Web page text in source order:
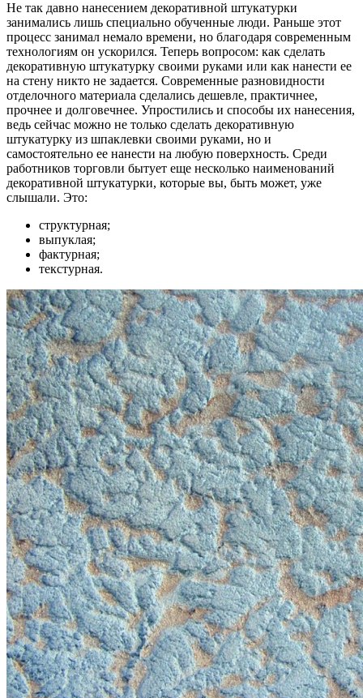
Не так давно нанесением декоративной штукатурки
занимались лишь специально обученные люди. Раньше этот
процесс занимал немало времени, но благодаря современным
технологиям он ускорился. Теперь вопросом: как сделать
декоративную штукатурку своими руками или как нанести ее
на стену никто не задается. Современные разновидности
отделочного материала сделались дешевле, практичнее,
прочнее и долговечнее. Упростились и способы их нанесения,
ведь сейчас можно не только сделать декоративную
штукатурку из шпаклевки своими руками, но и
самостоятельно ее нанести на любую поверхность. Среди
работников торговли бытует еще несколько наименований
декоративной штукатурки, которые вы, быть может, уже
слышали. Это:
структурная;
выпуклая;
фактурная;
текстурная.